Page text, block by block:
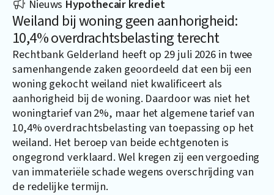
Nieuws Hypothecair krediet
Weiland bij woning geen aanhorigheid:
10,4% overdrachtsbelasting terecht
Rechtbank Gelderland heeft op 29 juli 2026 in twee
samenhangende zaken geoordeeld dat een bij een
woning gekocht weiland niet kwalificeert als
aanhorigheid bij de woning. Daardoor was niet het
woningtarief van 2%, maar het algemene tarief van
10,4% overdrachtsbelasting van toepassing op het
weiland. Het beroep van beide echtgenoten is
ongegrond verklaard. Wel kregen zij een vergoeding
van immateriële schade wegens overschrijding van
de redelijke termijn.